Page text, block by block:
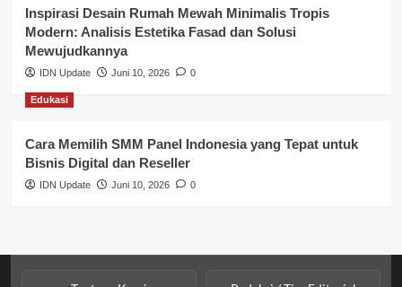
Profil Wilayah Banyuasin
Sosial & Budaya
Sosial & Kesejahteraan
Inspirasi Desain Rumah Mewah Minimalis Tropis
Modern: Analisis Estetika Fasad dan Solusi
Mewujudkannya
IDN Update Juni 10, 2026 0
Edukasi
Cara Memilih SMM Panel Indonesia yang Tepat untuk
Bisnis Digital dan Reseller
IDN Update Juni 10, 2026 0